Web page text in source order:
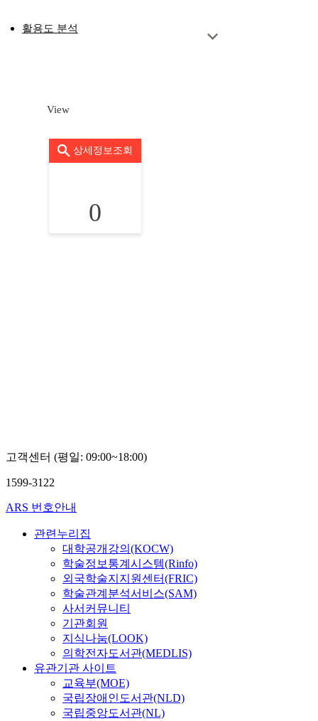
활용도 분석
View
상세정보조회
0
고객센터 (평일: 09:00~18:00)
1599-3122
ARS 번호안내
관련누리집
대학공개강의(KOCW)
학술정보통계시스템(Rinfo)
외국학술지지원센터(FRIC)
학술관계분석서비스(SAM)
사서커뮤니티
기관회원
지식나눔(LOOK)
의학전자도서관(MEDLIS)
유관기관 사이트
교육부(MOE)
국립장애인도서관(NLD)
국립중앙도서관(NL)